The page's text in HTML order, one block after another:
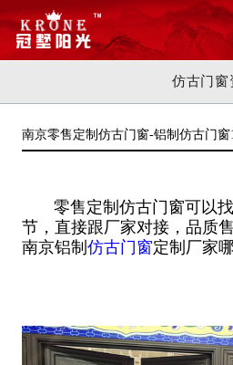
仿古门窗
南京零售定制仿古门窗-铝制仿古门
零售定制仿古门窗可以找
节，直接跟厂家对接，品质
南京铝制 仿古门窗定制厂家